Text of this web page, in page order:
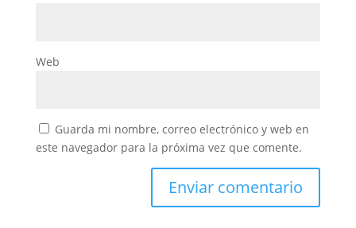
Web
Guarda mi nombre, correo electrónico y web en
este navegador para la próxima vez que comente.